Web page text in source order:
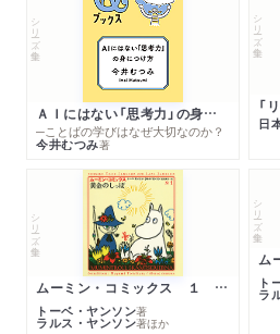
シリーズ・全集
ＡＩにはない「思考力」の身につけ方
─ことばの学びはなぜ大切なのか？
今井むつみ著
シリーズ・全集
日
シリーズ・全集
ムーミン・コミックス １ 黄金のしっぽ
トーベ・ヤンソン著
ラルス・ヤンソン著ほか
シリーズ・全集
ト
ラ